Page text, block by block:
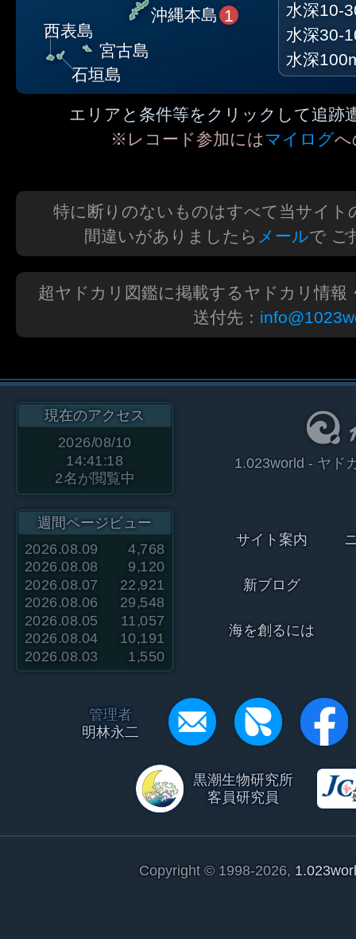
沖縄本島 1
宮古島
石垣島
西表島
水深10-
水深30-
水深
エリアと条件等をクリックして追跡
※レコード参加にはマイログへ
特に断りのないものはすべて当サイト
間違いがありましたら メールで ご
超ヤドカリ図鑑に掲載するヤドカリ情報
送付先：
現在のアクセス
2026/08/10
14:41:18
2名が閲覧中
週間ページビュー
2026.08.09
4,768
2026.08.08
9,120
2026.08.07
22,921
2026.08.06
29,548
2026.08.05
11,057
2026.08.04
10,191
2026.08.03
1,550
1.023world - ヤド
サイト案内
新ブログ
海を創るには
管理者
明林永二
黒潮生物研究所
客員研究員
Copyright © 1998-2026,